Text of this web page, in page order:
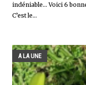
indéniable… Voici 6
C’est le...
A LA UNE